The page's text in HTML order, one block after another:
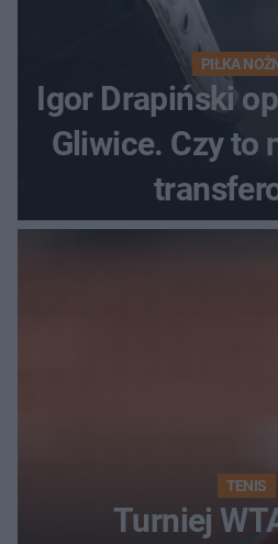
PIŁKA
Igor Drapiński
Gliwice. Czy to
TENIS
Turniej